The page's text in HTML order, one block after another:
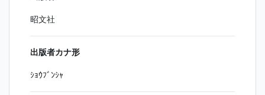
昭文社
出版者カナ形
ｼｮｳﾌﾞﾝｼｬ